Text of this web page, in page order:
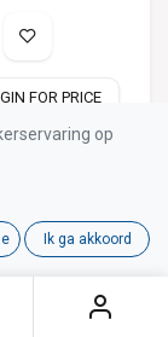
FOR PRICE
op
Ik ga akkoord